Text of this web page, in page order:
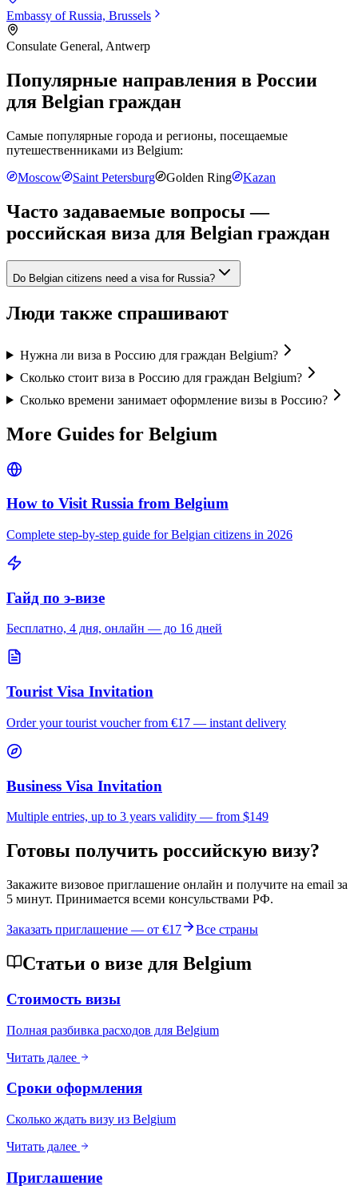
Embassy of Russia, Brussels
Consulate General, Antwerp
Популярные направления в России
для Belgian граждан
Самые популярные города и регионы, посещаемые
путешественниками из Belgium:
Moscow
Saint Petersburg Golden Ring Kazan
Часто задаваемые вопросы —
российская виза для Belgian граждан
Do Belgian citizens need a visa for Russia?
Люди также спрашивают
Нужна ли виза в Россию для граждан Belgium?
Сколько стоит виза в Россию для граждан Belgium?
Сколько времени занимает оформление визы в Россию?
More Guides for Belgium
How to Visit Russia from Belgium
Complete step-by-step guide forBelgian citizens in 2026
Гайд по э-визе
Бесплатно, 4 дня, онлайн — до 16 дней
Tourist Visa Invitation
Order your tourist voucher from €17 — instant delivery
Business Visa Invitation
Multiple entries, up to 3 years validity — from $149
Готовы получить российскую визу?
Закажите визовое приглашение онлайн и получите на email за
5 минут. Принимается всеми консульствами РФ.
Заказать приглашение — от €17 Все страны
Статьи о визе для Belgium
Стоимость визы
Полная разбивка расходов для Belgium
Читать далее
Сроки оформления
Сколько ждать визу из Belgium
Читать далее
Приглашение